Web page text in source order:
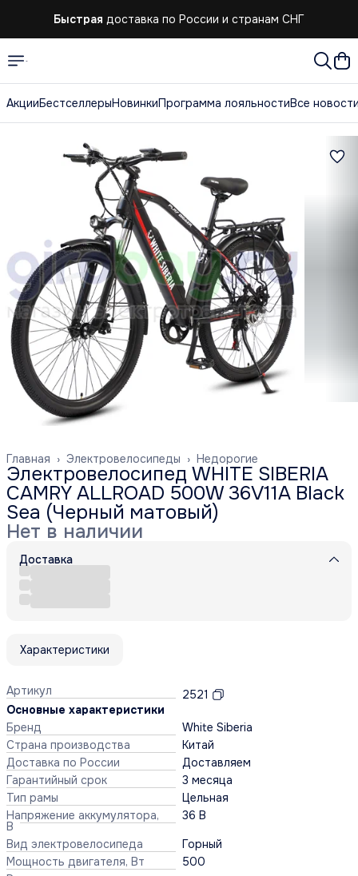
Быстрая доставка по России и странам СНГ
АкцииБестселлерыНовинкиПрограмма лояльностиВсе
Недорогие
Электровелосипеды ›
Главная ›
Электровелосипед WHITE SIBERIA
CAMRY ALLROAD 500W 36V11A Black
Sea (Черный матовый)
Нет в наличии
Доставка
Характеристики
Артикул
2521
Основные характеристики
Бренд
White Siberia
Страна производства
Китай
Доставка по России
Доставляем
Гарантийный срок
3 месяца
Тип рамы
Цельная
Напряжение аккумулятора,
В
36 В
Вид электровелосипеда
Горный
Мощность двигателя, Вт
500